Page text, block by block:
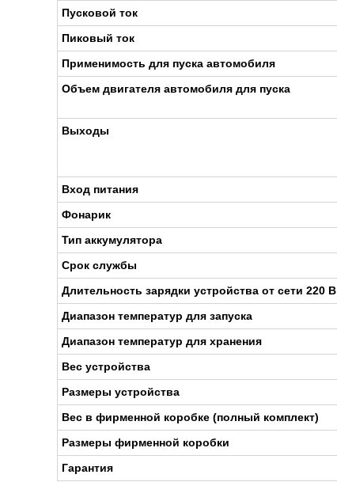
Пусковой ток
Пиковый ток
Применимость для пуска автомобиля
Объем двигателя автомобиля для пуска
Выходы
Вход питания
Фонарик
Тип аккумулятора
Срок службы
Длительность зарядки устройства от сети 220 В
Диапазон температур для запуска
Диапазон температур для хранения
Вес устройства
Размеры устройства
Вес в фирменной коробке (полный комплект)
Размеры фирменной коробки
Гарантия